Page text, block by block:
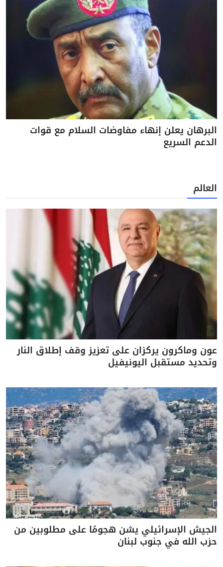
البرهان يعلن إنهاء مفاوضات السلام مع قوات
الدعم السريع
العالم
عون وماكرون يركزان على تعزيز وقف إطلاق النار
وتحديد مستقبل اليونيفيل
الجيش الإسرائيلي يشن هجومًا على مطلوبين من
حزب الله في جنوب لبنان